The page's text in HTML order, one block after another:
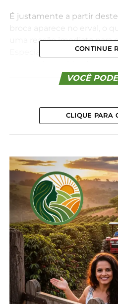
É justamente a partir
broca aparece no erval, o
uma reação imediata para
Especialistas alertam que
sombreados têm mais
Os besouros aparecem
Primeiramente em
os filhotes, e em fevereiro,
mede, aproximadamente,
com o corpo de coloração
por pelos brancos, daí o
“corintiano”. Durante o
broqueamento, a larva vai
a serragem, que lhe serve
A melhor forma de
biológico, com um produto
finalidade. Trata-se do
ataca os insetos adultos
tem registro no Ministério
CONTINUE
VOCÊ
CLIQUE PARA